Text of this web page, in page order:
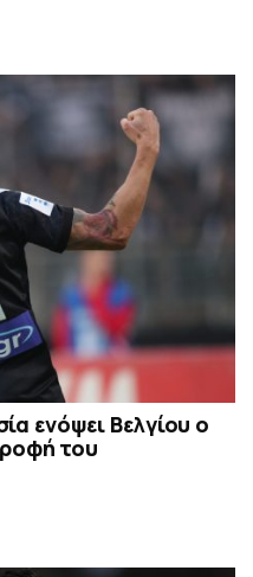
ενόψει Βελγίου ο
του